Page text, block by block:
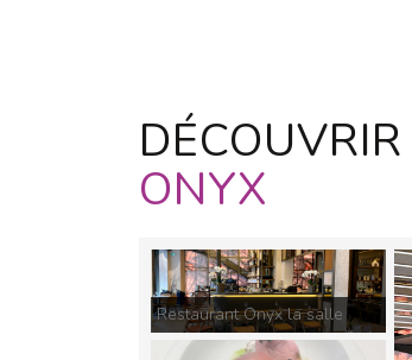
DÉCOUVRIR
ONYX
Restaurant Onyx la salle